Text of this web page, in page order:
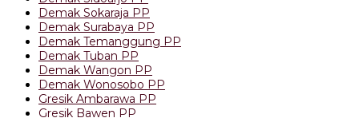
Demak Sokaraja PP
Demak Surabaya PP
Demak Temanggung PP
Demak Tuban PP
Demak Wangon PP
Demak Wonosobo PP
Gresik Ambarawa PP
Gresik Bawen PP